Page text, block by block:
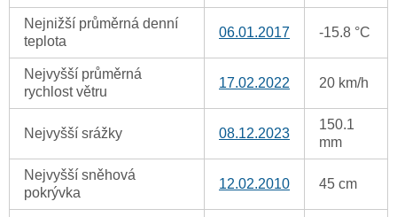
Nejnižší průměrná denní
teplota
06.01.2017 -15.8 °C
Nejvyšší průměrná
rychlost větru
17.02.2022 20 km/h
Nejvyšší srážky 08.12.2023
150.1
mm
Nejvyšší sněhová
pokrývka
12.02.2010 45 cm